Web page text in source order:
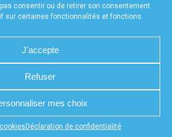
consentir ou de retirer son consentement
sur certaines fonctionnalités et fonctions.
J'accepte
Refuser
mes choix
Déclaration de confidentialité
en bas de votre
NOUS CONTACTER
(UE)
DÉCLARATION DE CONFIDENTIALITÉ (UE)